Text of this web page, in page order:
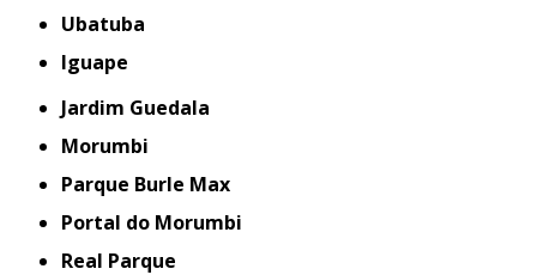
Ubatuba
iguape
Jardim Guedala
Morumbi
Parque Burle Max
Portal do Morumbi
Real Parque